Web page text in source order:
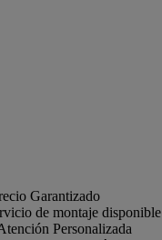
Garantizado
de montaje disponible
Personalizada